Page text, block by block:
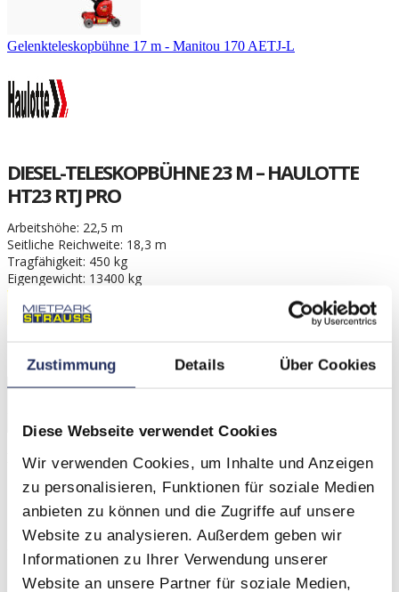
Zustimmung Details Über Cookies
Diese Webseite verwendet Cookies
Wir verwenden Cookies, um Inhalte und Anzeigen
zu personalisieren, Funktionen für soziale Medien
anbieten zu können und die Zugriffe auf unsere
Website zu analysieren. Außerdem geben wir
Informationen zu Ihrer Verwendung unserer
Website an unsere Partner für soziale Medien,
Gelenkteleskopbühne 17 m - Manitou 170 AETJ-L
DIESEL-TELESKOPBÜHNE 23 M – HAULOTTE
HT23 RTJ PRO
Arbeitshöhe: 22,5 m
Seitliche Reichweite: 18,3 m
Tragfähigkeit: 450 kg
Eigengewicht: 13400 kg
Datenblatt
Direkt anfragen
Kategorien: Arbeitsbühnen, Teleskopbühnen
Beschreibung
About brand
Die Teleskopbühne Haulotte HT23 RTJ PRO ist eine